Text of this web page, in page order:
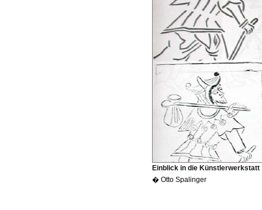
Einblick in die Künstlerwerkstatt
� Otto Spalinger